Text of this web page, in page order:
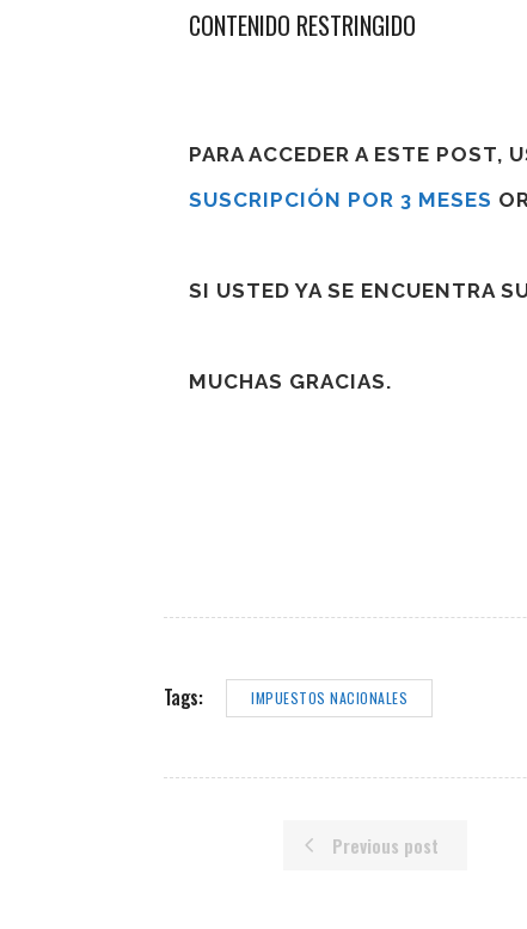
CONTENIDO RESTRINGIDO
PARA ACCEDER A ESTE POST,
SUSCRIPCIÓN POR 3 MESES
SI USTED YA SE ENCUENTRA
MUCHAS GRACIAS.
Tags: IMPUESTOS NACIONALES
Previous post